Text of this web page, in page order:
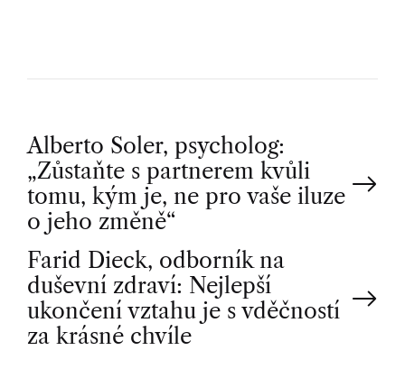
P
o
s
t
n
Alberto Soler, psycholog:
„Zůstaňte s partnerem kvůli
tomu, kým je, ne pro vaše iluze
o jeho změně“
Farid Dieck, odborník na
duševní zdraví: Nejlepší
ukončení vztahu je s vděčností
za krásné chvíle